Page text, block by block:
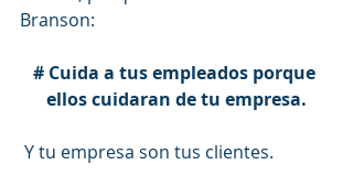
Branson:
# Cuida a tus empleados porque
ellos cuidaran de tu empresa.
Y tu empresa son tus clientes.